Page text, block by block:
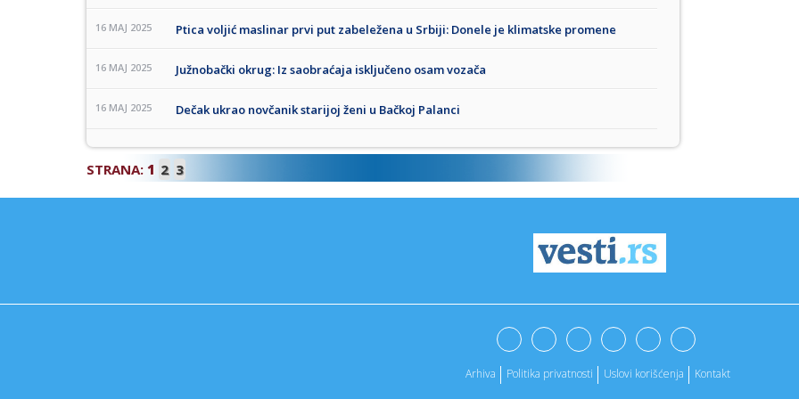
16 MAJ 2025 Ptica voljić maslinar prvi put zabeležena u Srbiji: Donele je klimatske promene
16 MAJ 2025 Južnobački okrug: Iz saobraćaja isključeno osam vozača
16 MAJ 2025 Dečak ukrao novčanik starijoj ženi u Bačkoj Palanci
STRANA: 1 2 3
Arhiva Politika privatnosti Uslovi korišćenja Kontakt